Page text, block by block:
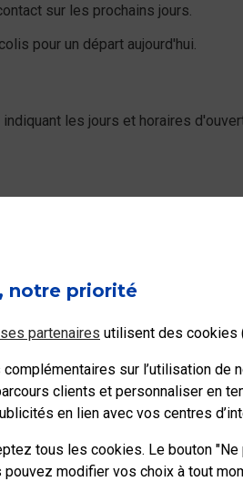
notre priorité
ses partenaires utilisent des cookies
sur l’utilisation de
clients et personnaliser en
en lien avec vos centres
tous les cookies. Le bouton
modifier vos choix à tout
sur les prochains jours.
pour un départ aujourd'hui.
Oui Non